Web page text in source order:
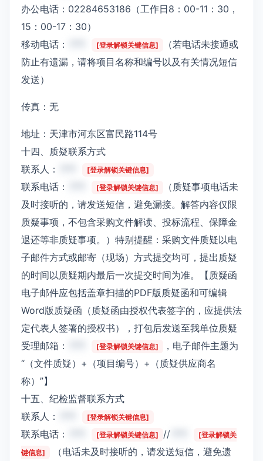
办公电话：02284653186（工作日8：00-11：30，
15：00-17：30）
移动电话：
[登录解锁关键信息]
（若电话未接通或
防止有遗漏，请将项目名称和编号以及有关情况短信
发送）
传真：无
地址：天津市河东区富民路114号
十四、质疑联系方式
联系人：
[登录解锁关键信息]
联系电话： [登录解锁关键信息]
（质疑事项电话未
及时接听的，请发送短信，避免漏接。解答内容仅限
质疑事项，不包含采购文件解读、投标流程、保障金
退还等非质疑事项。）特别提醒：采购文件质疑以电
子邮件方式或邮寄（现场）方式提交均可，提出质疑
的时间以质疑期内最后一次提交时间为准。【质疑函
电子邮件应包括盖章扫描的PDF版质疑函和可编辑
Word版质疑函（质疑函由授权代表签字的，应提供法
定代表人签署的授权书），打包后发送至我单位质疑
受理邮箱：
[登录解锁关键信息]
，电子邮件主题为
“（文件质疑）+（项目编号）+（质疑供应商名
称）”】
十五、纪检监督联系方式
联系人：
[登录解锁关键信息]
联系电话： [登录解锁关键信息] //
[登录解锁关
键信息]
（电话未及时接听的，请发送短信，避免遗